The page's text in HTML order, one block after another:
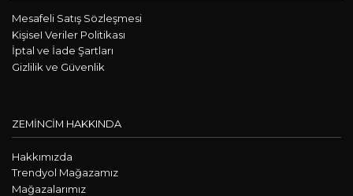
Mesafeli Satış Sözleşmesi
KişiseI Veriler Politikası
İptal ve İade Şartları
Gizlilik ve Güvenlik
ZEMİNCİM HAKKINDA
Hakkımızda
Trendyol Mağazamız
Mağazalarımız